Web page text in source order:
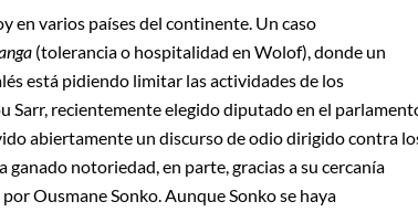
en varios países del continente. Un caso
(tolerancia o hospitalidad en Wolof), donde un
está pidiendo limitar las actividades de los
Sarr, recientemente elegido diputado en el
abiertamente un discurso de odio dirigido contra
notoriedad, en parte, gracias a su cercanía
Ousmane Sonko. Aunque Sonko se haya